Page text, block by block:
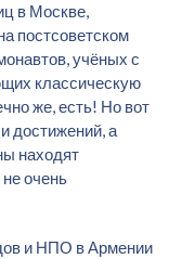
в Москве,
постсоветском
учёных с
классическую
же, есть! Но вот
достижений, а
находят
очень
и НПО в Армении